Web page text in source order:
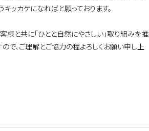
ッカケになればと願っております。
様と共に「ひとと自然にやさしい」取り組みを推
で、ご理解とご協力の程よろしくお願い申し上